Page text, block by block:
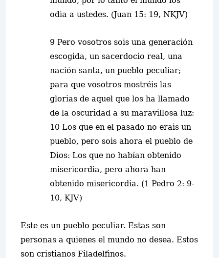
odia a ustedes. (Juan 15: 19, NKJV)
9 Pero vosotros sois una generación
escogida, un sacerdocio real, una
nación santa, un pueblo peculiar;
para que vosotros mostréis las
glorias de aquel que los ha llamado
de la oscuridad a su maravillosa luz:
10 Los que en el pasado no erais un
pueblo, pero sois ahora el pueblo de
Dios: Los que no habían obtenido
misericordia, pero ahora han
obtenido misericordia. (1 Pedro 2: 9-
10, KJV)
Este es un pueblo peculiar. Estas son
personas a quienes el mundo no desea. Estos
son cristianos Filadelfinos.